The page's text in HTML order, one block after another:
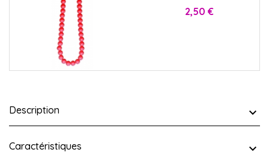
Prix
2,50 €
Description
Caractéristiques